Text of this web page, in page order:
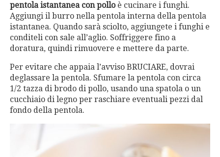
pentola istantanea con polloè cucinare i funghi.
Aggiungi il burro nella pentola interna della pentola
istantanea. Quando sarà sciolto, aggiungete i funghi e
conditeli con sale all’aglio. Soffriggere fino a
doratura, quindi rimuovere e mettere da parte.
Per evitare che appaia l’avviso BRUCIARE, dovrai
deglassare la pentola. Sfumare la pentola con circa
1/2 tazza di brodo di pollo, usando una spatola o un
cucchiaio di legno per raschiare eventuali pezzi dal
fondo della pentola.